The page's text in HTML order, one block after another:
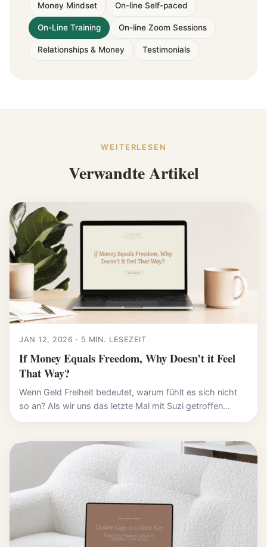
Money Mindset On-line Self-paced
On-Line Training On-line Zoom Sessions
Relationships & Money Testimonials
WEITERLESEN
Verwandte Artikel
JAN 12, 2026 · 5 MIN. LESEZEIT
If Money Equals Freedom, Why Doesn’t it Feel
That Way?
Wenn Geld Freiheit bedeutet, warum fühlt es sich nicht
so an? Als wir uns das letzte Mal mit Suzi getroffen...